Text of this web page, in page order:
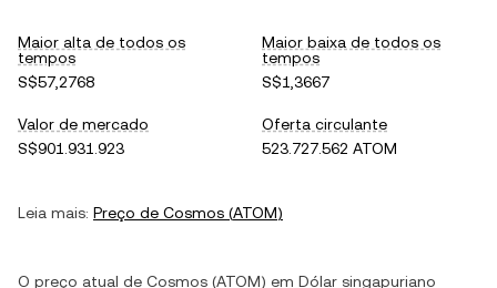
Maior alta de todos os
tempos
S$57,2768
Maior baixa de todos os
tempos
S$1,3667
Valor de mercado
S$901.931.923
Oferta circulante
523.727.562 ATOM
Leia mais: Preço de Cosmos (ATOM)
O preço atual de Cosmos (ATOM) em Dólar singapuriano